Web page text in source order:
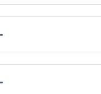
وذلك لضمان
بما